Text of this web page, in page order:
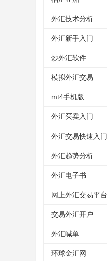
外汇技术分析
外汇新手入门
炒外汇软件
模拟外汇交易
mt4手机版
外汇买卖入门
外汇交易快速入门
外汇趋势分析
外汇电子书
网上外汇交易平台
交易外汇开户
外汇喊单
环球金汇网